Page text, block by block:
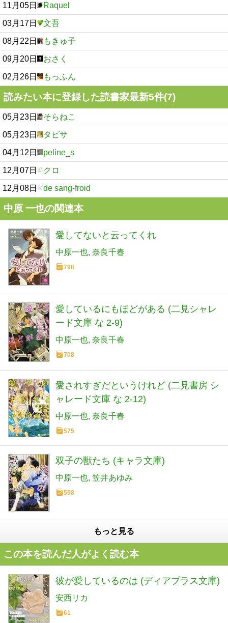
11月05日 Raquel
03月17日 文吾
08月22日 もきゅ子
09月20日 おさく
02月26日 もっふん
読みたい本に登録した読書家最新5件(7)
05月23日 そらねこ
05月23日 タビサ
04月12日 peline_s
12月07日 クロ
12月08日 de sang-froid
中原 一也の関連本
愛してないと云ってくれ
中原一也 奈良千春
798
愛しているにもほどがある (二見シャレ
ード文庫 な 2-9)
中原一也 奈良千春
708
愛されすぎだというけれど (二見書房 シ
ャレード文庫 な 2-12)
中原一也 奈良千春
575
双子の獣たち (キャラ文庫)
中原一也 笠井あゆみ
558
もっと見る
この本を読んだ人がよく読む本
彼が愛しているのは (ディアプラス文庫)
安西リカ
61